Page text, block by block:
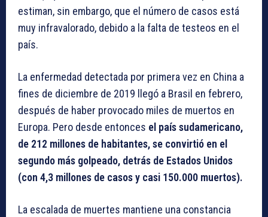
estiman, sin embargo, que el número de casos está
muy infravalorado, debido a la falta de testeos en el
país.
La enfermedad detectada por primera vez en China a
fines de diciembre de 2019 llegó a Brasil en febrero,
después de haber provocado miles de muertos en
Europa. Pero desde entonces el país sudamericano,
de 212 millones de habitantes, se convirtió en el
segundo más golpeado, detrás de Estados Unidos
(con 4,3 millones de casos y casi 150.000 muertos).
La escalada de muertes mantiene una constancia